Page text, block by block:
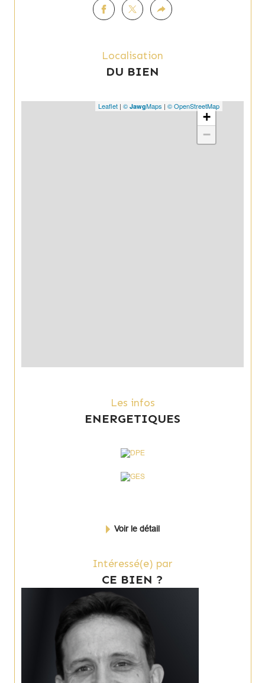
Localisation
DU BIEN
+
−
Leaflet | © JawgMaps | © OpenStreetMap
Les infos
ENERGETIQUES
Voir le détail
Intéressé(e) par
CE BIEN ?